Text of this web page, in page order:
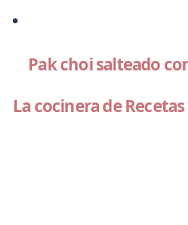
Pak choi salteado
La cocinera de